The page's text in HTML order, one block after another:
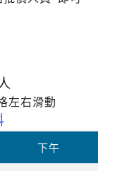
左右滑動
下午